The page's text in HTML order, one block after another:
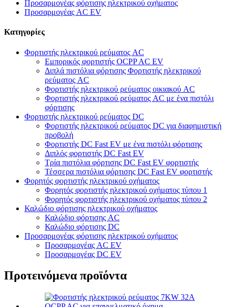
Προσαρμογέας φόρτισης ηλεκτρικού οχήματος
Προσαρμογέας AC EV
Κατηγορίες
Φορτιστής ηλεκτρικού ρεύματος AC
Εμπορικός φορτιστής OCPP AC EV
Διπλά πιστόλια φόρτισης Φορτιστής ηλεκτρικού
ρεύματος AC
Φορτιστής ηλεκτρικού ρεύματος οικιακού AC
Φορτιστής ηλεκτρικού ρεύματος AC με ένα πιστόλι
φόρτισης
Φορτιστής ηλεκτρικού ρεύματος DC
Φορτιστής ηλεκτρικού ρεύματος DC για διαφημιστική
προβολή
Φορτιστής DC Fast EV με ένα πιστόλι φόρτισης
Διπλός φορτιστής DC Fast EV
Τρία πιστόλια φόρτισης DC Fast EV φορτιστής
Τέσσερα πιστόλια φόρτισης DC Fast EV φορτιστής
Φορητός φορτιστής ηλεκτρικού οχήματος
Φορητός φορτιστής ηλεκτρικού οχήματος τύπου 1
Φορητός φορτιστής ηλεκτρικού οχήματος τύπου 2
Καλώδιο φόρτισης ηλεκτρικού οχήματος
Καλώδιο φόρτισης AC
Καλώδιο φόρτισης DC
Προσαρμογέας φόρτισης ηλεκτρικού οχήματος
Προσαρμογέας AC EV
Προσαρμογέας DC EV
Προτεινόμενα προϊόντα